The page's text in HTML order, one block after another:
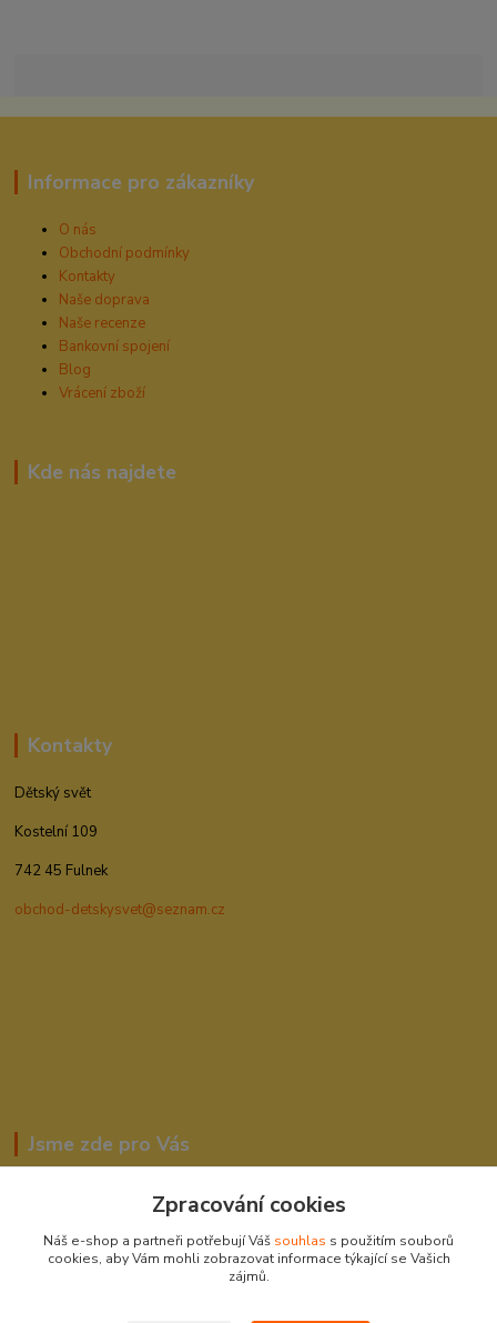
Informace pro zákazníky
O nás
Obchodní podmínky
Kontakty
Naše doprava
Naše recenze
Bankovní spojení
Blog
Vrácení zboží
Kde nás najdete
Kontakty
Dětský svět
Kostelní 109
742 45 Fulnek
obchod-detskysvet@seznam.cz
Jsme zde pro Vás
604278943
Zpracování cookies
Náš e-shop a partneři potřebují Váš souhlas s použitím souborů
cookies, aby Vám mohli zobrazovat informace týkající se Vašich
zájmů.